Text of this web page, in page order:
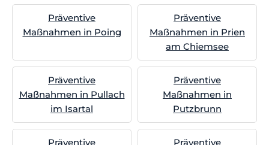
Präventive
Maßnahmen in Poing
Präventive
Maßnahmen in Prien
am Chiemsee
Präventive
Maßnahmen in Pullach
im Isartal
Präventive
Maßnahmen in
Putzbrunn
Präventive
Präventive